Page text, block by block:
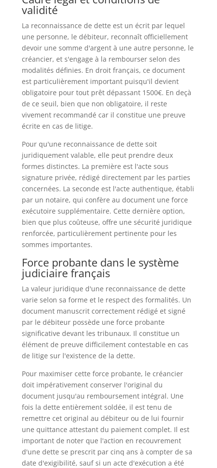
validité
La reconnaissance de dette est un écrit par lequel
une personne, le débiteur, reconnaît officiellement
devoir une somme d'argent à une autre personne, le
créancier, et s'engage à la rembourser selon des
modalités définies. En droit français, ce document
est particulièrement important puisqu'il devient
obligatoire pour tout prêt dépassant 1500€. En deçà
de ce seuil, bien que non obligatoire, il reste
vivement recommandé car il constitue une preuve
écrite en cas de litige.
Pour qu'une reconnaissance de dette soit
juridiquement valable, elle peut prendre deux
formes distinctes. La première est l'acte sous
signature privée, rédigé directement par les parties
concernées. La seconde est l'acte authentique, établi
par un notaire, qui confère au document une force
exécutoire supplémentaire. Cette dernière option,
bien que plus coûteuse, offre une sécurité juridique
renforcée, particulièrement pertinente pour les
sommes importantes.
Force probante dans le système
judiciaire français
La valeur juridique d'une reconnaissance de dette
varie selon sa forme et le respect des formalités. Un
document manuscrit correctement rédigé et signé
par le débiteur possède une force probante
significative devant les tribunaux. Il constitue un
élément de preuve difficilement contestable en cas
de litige sur l'existence de la dette.
Pour maximiser cette force probante, le créancier
doit impérativement conserver l'original du
document jusqu'au remboursement intégral. Une
fois la dette entièrement soldée, il est tenu de
remettre cet original au débiteur ou de lui fournir
une quittance attestant du paiement complet. Il est
important de noter que l'action en recouvrement
d'une dette se prescrit par cinq ans à compter de sa
date d'exigibilité, sauf si un acte d'exécution a été